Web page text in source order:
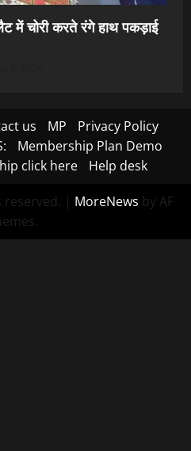
में चोरी करते रंगे हाथ पकड़ाई
us MP
Privacy Policy
Membership Plan Demo
click here Help desk
reserved. | MoreNews by AF